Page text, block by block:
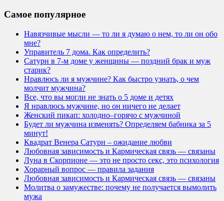
Самое популярное
Навязчивые мысли — то ли я думаю о нем, то ли он обо
мне?
Управитель 7 дома. Как определить?
Сатурн в 7-м доме у женщины — поздний брак и муж
старик?
Нравлюсь ли я мужчине? Как быстро узнать, о чем
молчит мужчина?
Все, что вы могли не знать о 5 доме и детях
Я нравлюсь мужчине, но он ничего не делает
Женский пикап: холодно–горячо с мужчиной
Будет ли мужчина изменять? Определяем бабника за 5
минут!
Квадрат Венера Сатурн – ожидание любви
Любовная зависимость и Кармическая связь — связаны
Луна в Скорпионе — это не просто секс, это психология
Хорарный вопрос — правила задания
Любовная зависимость и Кармическая связь — связаны
Молитва о замужестве: почему не получается вымолить
мужа